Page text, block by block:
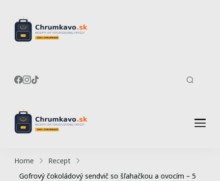
fritézy
Home
Recept
Gofrový čokoládový sendvič so šľahačkou a ovocím – 5